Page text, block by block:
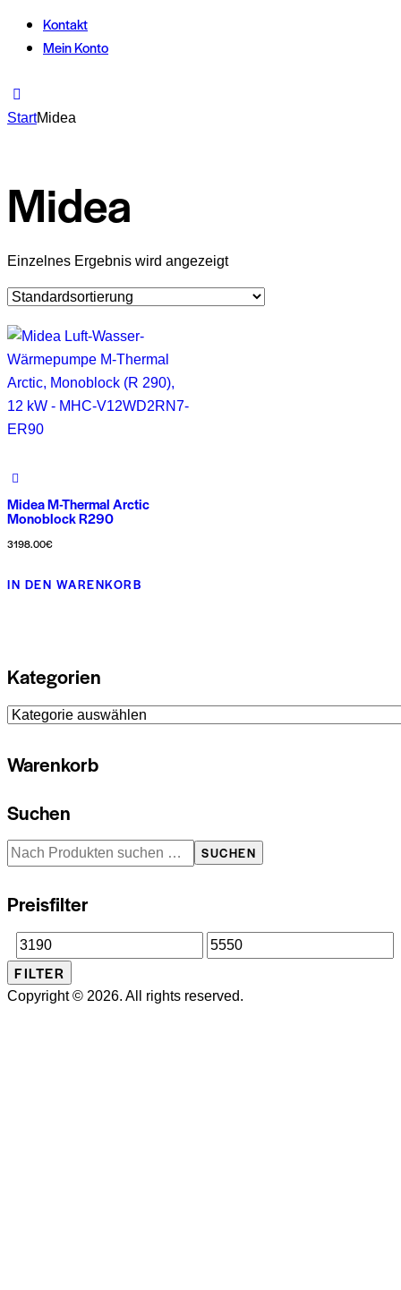
Kontakt
Mein Konto
StartMidea
Midea
Einzelnes Ergebnis wird angezeigt
Midea M-Thermal Arctic
Monoblock R290
3198.00€
IN DEN WARENKORB
Die
gewählt
Kategorien
Warenkorb
Suchen
SUCHEN
Preisfilter
Min.
Preis
Max.
FILTER
Copyright © 2026. All rights reserved.